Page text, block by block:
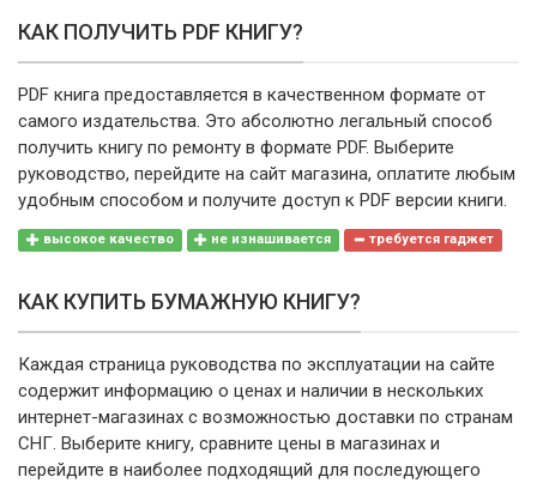
КАК ПОЛУЧИТЬ PDF КНИГУ?
PDF книга предоставляется в качественном формате от
самого издательства. Это абсолютно легальный способ
получить книгу по ремонту в формате PDF. Выберите
руководство, перейдите на сайт магазина, оплатите любым
удобным способом и получите доступ к PDF версии книги.
высокое качество не изнашивается требуется гаджет
КАК КУПИТЬ БУМАЖНУЮ КНИГУ?
Каждая страница руководства по эксплуатации на сайте
содержит информацию о ценах и наличии в нескольких
интернет-магазинах с возможностью доставки по странам
СНГ. Выберите книгу, сравните цены в магазинах и
перейдите в наиболее подходящий для последующего